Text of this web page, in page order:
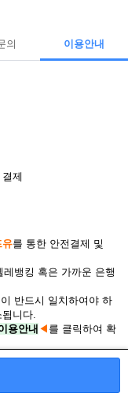
의 이용안내
제
유를 통한 안전결제 및
뱅킹 혹은 가까운 은행
반드시 일치하여야 하
니다.
용안내 ◀ 를 클릭하여 확
콩에서 국내까지무료배